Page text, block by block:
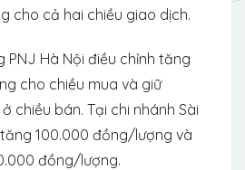
cho cả hai chiều giao dịch.
PNJ Hà Nội điều chỉnh tăng
cho chiều mua và giữ
chiều bán. Tại chi nhánh Sài
100.000 đồng/lượng và
đồng/lượng.